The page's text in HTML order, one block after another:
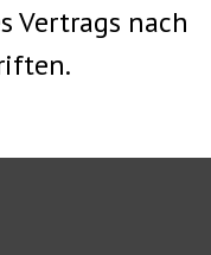
Vertrags nach